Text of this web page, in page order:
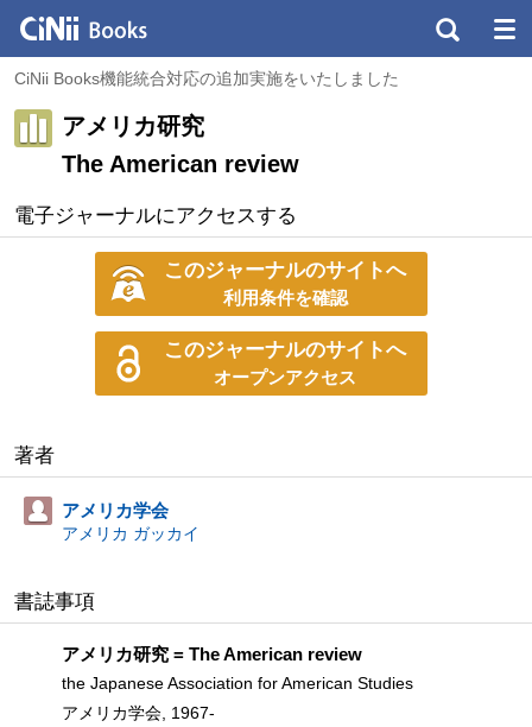
CiNii Books機能統合対応の追加実施をいたしました
アメリカ研究
The American review
電子ジャーナルにアクセスする
このジャーナルのサイトへ
利用条件を確認
このジャーナルのサイトへ
オープンアクセス
著者
アメリカ学会
アメリカ ガッカイ
書誌事項
アメリカ研究 = The American review
the Japanese Association for American Studies
アメリカ学会, 1967-